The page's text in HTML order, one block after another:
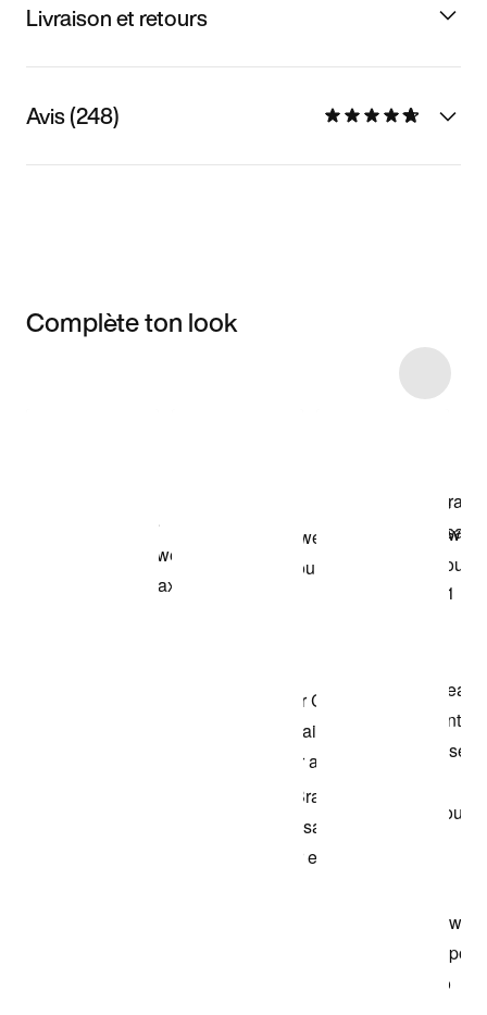
Livraison et retours
Avis (248)
Complète ton look